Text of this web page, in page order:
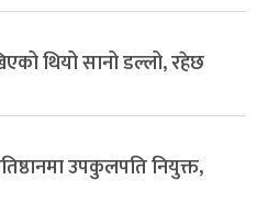
थियो सानो डल्लो, रहेछ
उपकुलपति नियुक्त,